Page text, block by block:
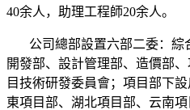
40余人，助理工程師20余人。
公司總部設置六部二委：綜
開發部、設計管理部、造價部
目技術研發委員會；項目部下
東項目部、湖北項目部、云南